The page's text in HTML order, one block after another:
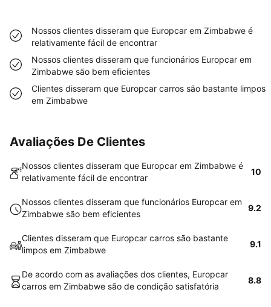
Nossos clientes disseram que Europcar em Zimbabwe é
relativamente fácil de encontrar
Nossos clientes disseram que funcionários Europcar em
Zimbabwe são bem eficientes
Clientes disseram que Europcar carros são bastante limpos
em Zimbabwe
Avaliações De Clientes
Nossos clientes disseram que Europcar em Zimbabwe é
relativamente fácil de encontrar
10
Nossos clientes disseram que funcionários Europcar em
Zimbabwe são bem eficientes
9.2
Clientes disseram que Europcar carros são bastante
limpos em Zimbabwe
9.1
De acordo com as avaliações dos clientes, Europcar
carros em Zimbabwe são de condição satisfatória
8.8